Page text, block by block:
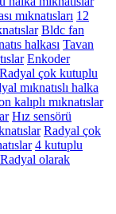
mıknatısları 12
Bldc fan
halkası Tavan
Enkoder
Radyal çok kutuplu
mıknatıslı halka
kalıplı mıknatıslar
Hız sensörü
Radyal çok
4 kutuplu
Radyal olarak